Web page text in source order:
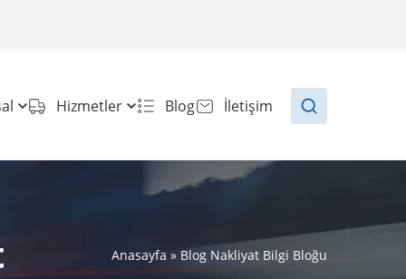
Hizmetler Blog İletişim
Anasayfa » Blog Nakliyat Bilgi Bloğu